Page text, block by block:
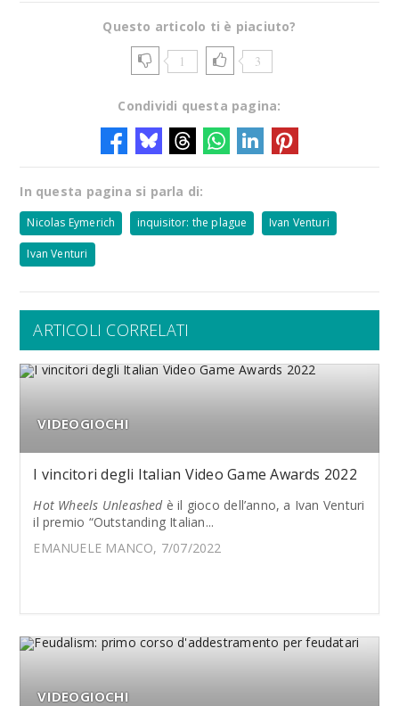
Questo articolo ti è piaciuto?
1 3
Condividi questa pagina:
In questa pagina si parla di:
Nicolas Eymerich inquisitor: the plague Ivan Venturi
Ivan Venturi
ARTICOLI CORRELATI
VIDEOGIOCHI
I vincitori degli Italian Video Game Awards 2022
Hot Wheels Unleashedè il gioco dell’anno, a Ivan Venturi
il premio “Outstanding Italian...
EMANUELE MANCO, 7/07/2022
VIDEOGIOCHI